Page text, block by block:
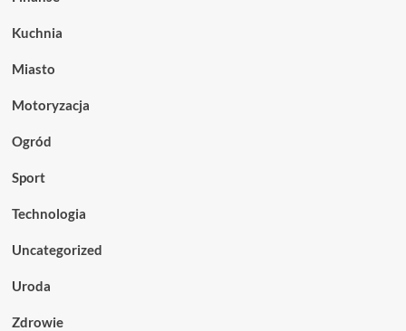
Kuchnia
Miasto
Motoryzacja
Ogród
Sport
Technologia
Uncategorized
Uroda
Zdrowie